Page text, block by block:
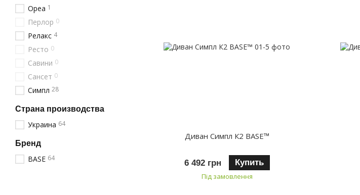
Диван Симпл К2 BASE™
6 492 грн Купить
Під замовлення
Ореа 1
Перлор 0
Релакс 4
Ресто 0
Савини 0
Сансет 0
Симпл 28
Страна производства
Украина 64
Бренд
BASE 64